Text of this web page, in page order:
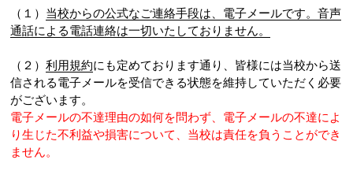
（１） 当校からの公式なご連絡手段は、電子メールです。音声
通話による電話連絡は一切いたしておりません。
（２）利用規約にも定めております通り、皆様には当校から送
信される電子メールを受信できる状態を維持していただく必要
がございます。
電子メールの不達理由の如何を問わず、電子メールの不達によ
り生じた不利益や損害について、当校は責任を負うことができ
ません。